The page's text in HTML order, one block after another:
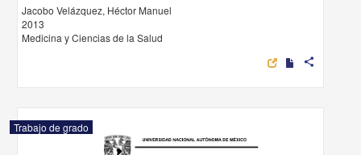
Jacobo Velázquez, Héctor Manuel
2013
Medicina y Ciencias de la Salud
share
Trabajo de grado